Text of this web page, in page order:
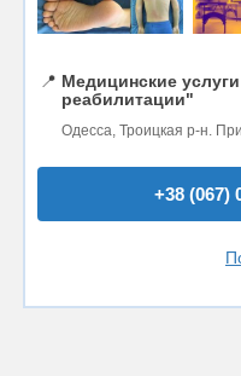
📍 Медицинские
реабилитации"
Одесса, Троицкая р-н.
+38 (067)